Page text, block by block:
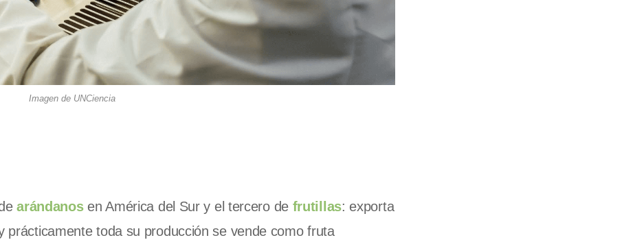
Imagen de UNCiencia
arándanosen América del Sur y el tercero de frutillas: exporta
prácticamente toda su producción se vende como fruta